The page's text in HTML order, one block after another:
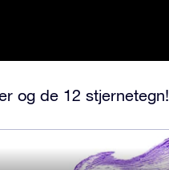
og de 12 stjernetegn!